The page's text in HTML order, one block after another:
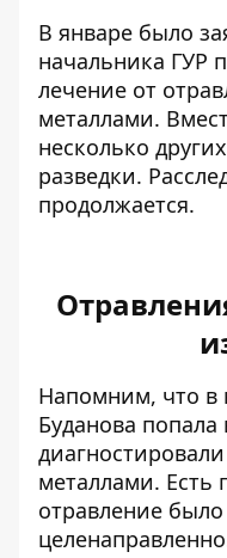
В январе было
начальника ГУР
лечение от
металлами.
несколько
разведки.
продолжается.
Напомним, что в
Буданова попала
металлами. Есть
отравление